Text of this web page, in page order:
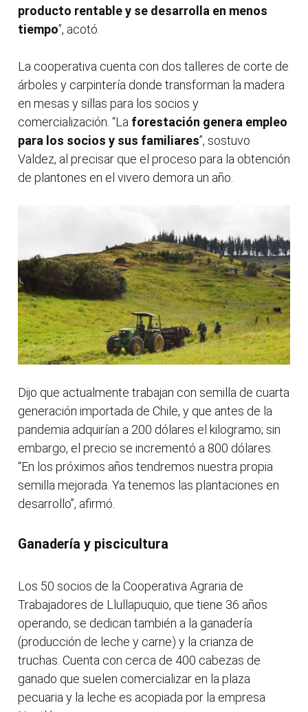
producto rentable y se desarrolla en menos
tiempo”, acotó.
La cooperativa cuenta con dos talleres de corte de
árboles y carpintería donde transforman la madera
en mesas y sillas para los socios y
comercialización. “La forestación genera empleo
para los socios y sus familiares”, sostuvo
Valdez, al precisar que el proceso para la obtención
de plantones en el vivero demora un año.
Dijo que actualmente trabajan con semilla de cuarta
generación importada de Chile, y que antes de la
pandemia adquirían a 200 dólares el kilogramo; sin
embargo, el precio se incrementó a 800 dólares.
“En los próximos años tendremos nuestra propia
semilla mejorada. Ya tenemos las plantaciones en
desarrollo”, afirmó.
Ganadería y piscicultura
Los 50 socios de la Cooperativa Agraria de
Trabajadores de Llullapuquio, que tiene 36 años
operando, se dedican también a la ganadería
(producción de leche y carne) y la crianza de
truchas. Cuenta con cerca de 400 cabezas de
ganado que suelen comercializar en la plaza
pecuaria y la leche es acopiada por la empresa